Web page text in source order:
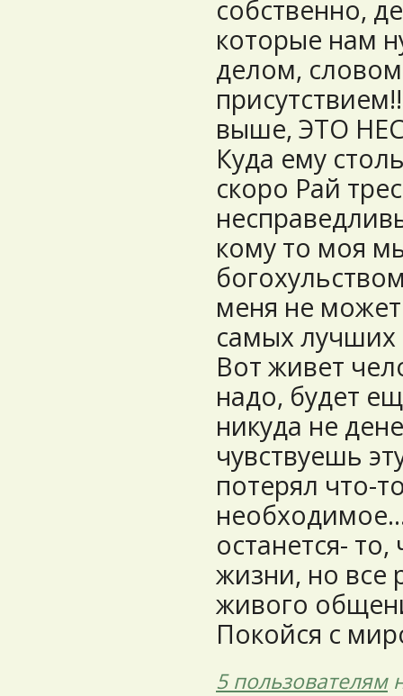
собственно,
которые нам
делом,
выше, ЭТО
Куда ему
скоро Рай
кому то моя
меня не
самых лучших
Вот живет
надо, будет
никуда не
чувствуешь
потерял что-
останется-
жизни, но все
живого
Покойся с
5 пользователям